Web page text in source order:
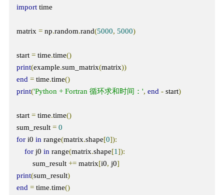
import time
matrix = np.random.rand(5000, 5000)
start = time.time()
print(example.sum_matrix(matrix))
end = time.time()
print('Python + Fortran 循环求和时间：', end - start)
start = time.time()
sum_result = 0
for i0 in range(matrix.shape[0]):
for j0 in range(matrix.shape[1]):
        sum_result
+= matrix[i0, j0]
print(sum_result)
end = time.time()